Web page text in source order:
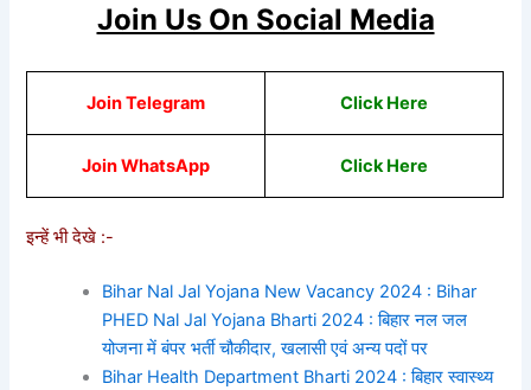
Join Us On Social Media
Join Telegram Click Here
Join WhatsApp Click Here
इन्हें भी देखे :-
Bihar Nal Jal Yojana New Vacancy 2024 : Bihar
PHED Nal Jal Yojana Bharti 2024 : बिहार नल जल
योजना में बंपर भर्ती चौकीदार, खलासी एवं अन्य पदों पर
Bihar Health Department Bharti 2024 : बिहार स्वास्थ्य